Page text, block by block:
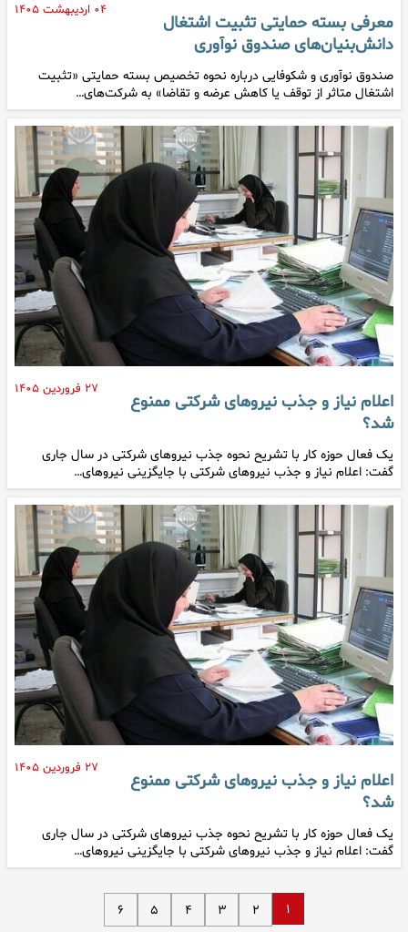
۰۴ اردیبهشت ۱۴۰۵
معرفی بسته حمایتی تثبیت اشتغال
دانش‌بنیان‌های صندوق نوآوری
صندوق نوآوری و شکوفایی درباره نحوه تخصیص بسته حمایتی «تثبیت
اشتغال متاثر از توقف یا کاهش عرضه و تقاضا» به شرکت‌های…
۲۷ فروردین ۱۴۰۵
اعلام نیاز و جذب نیروهای شرکتی ممنوع
شد؟
یک فعال حوزه کار با تشریح نحوه جذب نیروهای شرکتی در سال جاری
گفت: اعلام نیاز و جذب نیروهای شرکتی با جایگزینی نیروهای…
۲۷ فروردین ۱۴۰۵
اعلام نیاز و جذب نیروهای شرکتی ممنوع
شد؟
یک فعال حوزه کار با تشریح نحوه جذب نیروهای شرکتی در سال جاری
گفت: اعلام نیاز و جذب نیروهای شرکتی با جایگزینی نیروهای…
۱ ۲ ۳ ۴ ۵ ۶